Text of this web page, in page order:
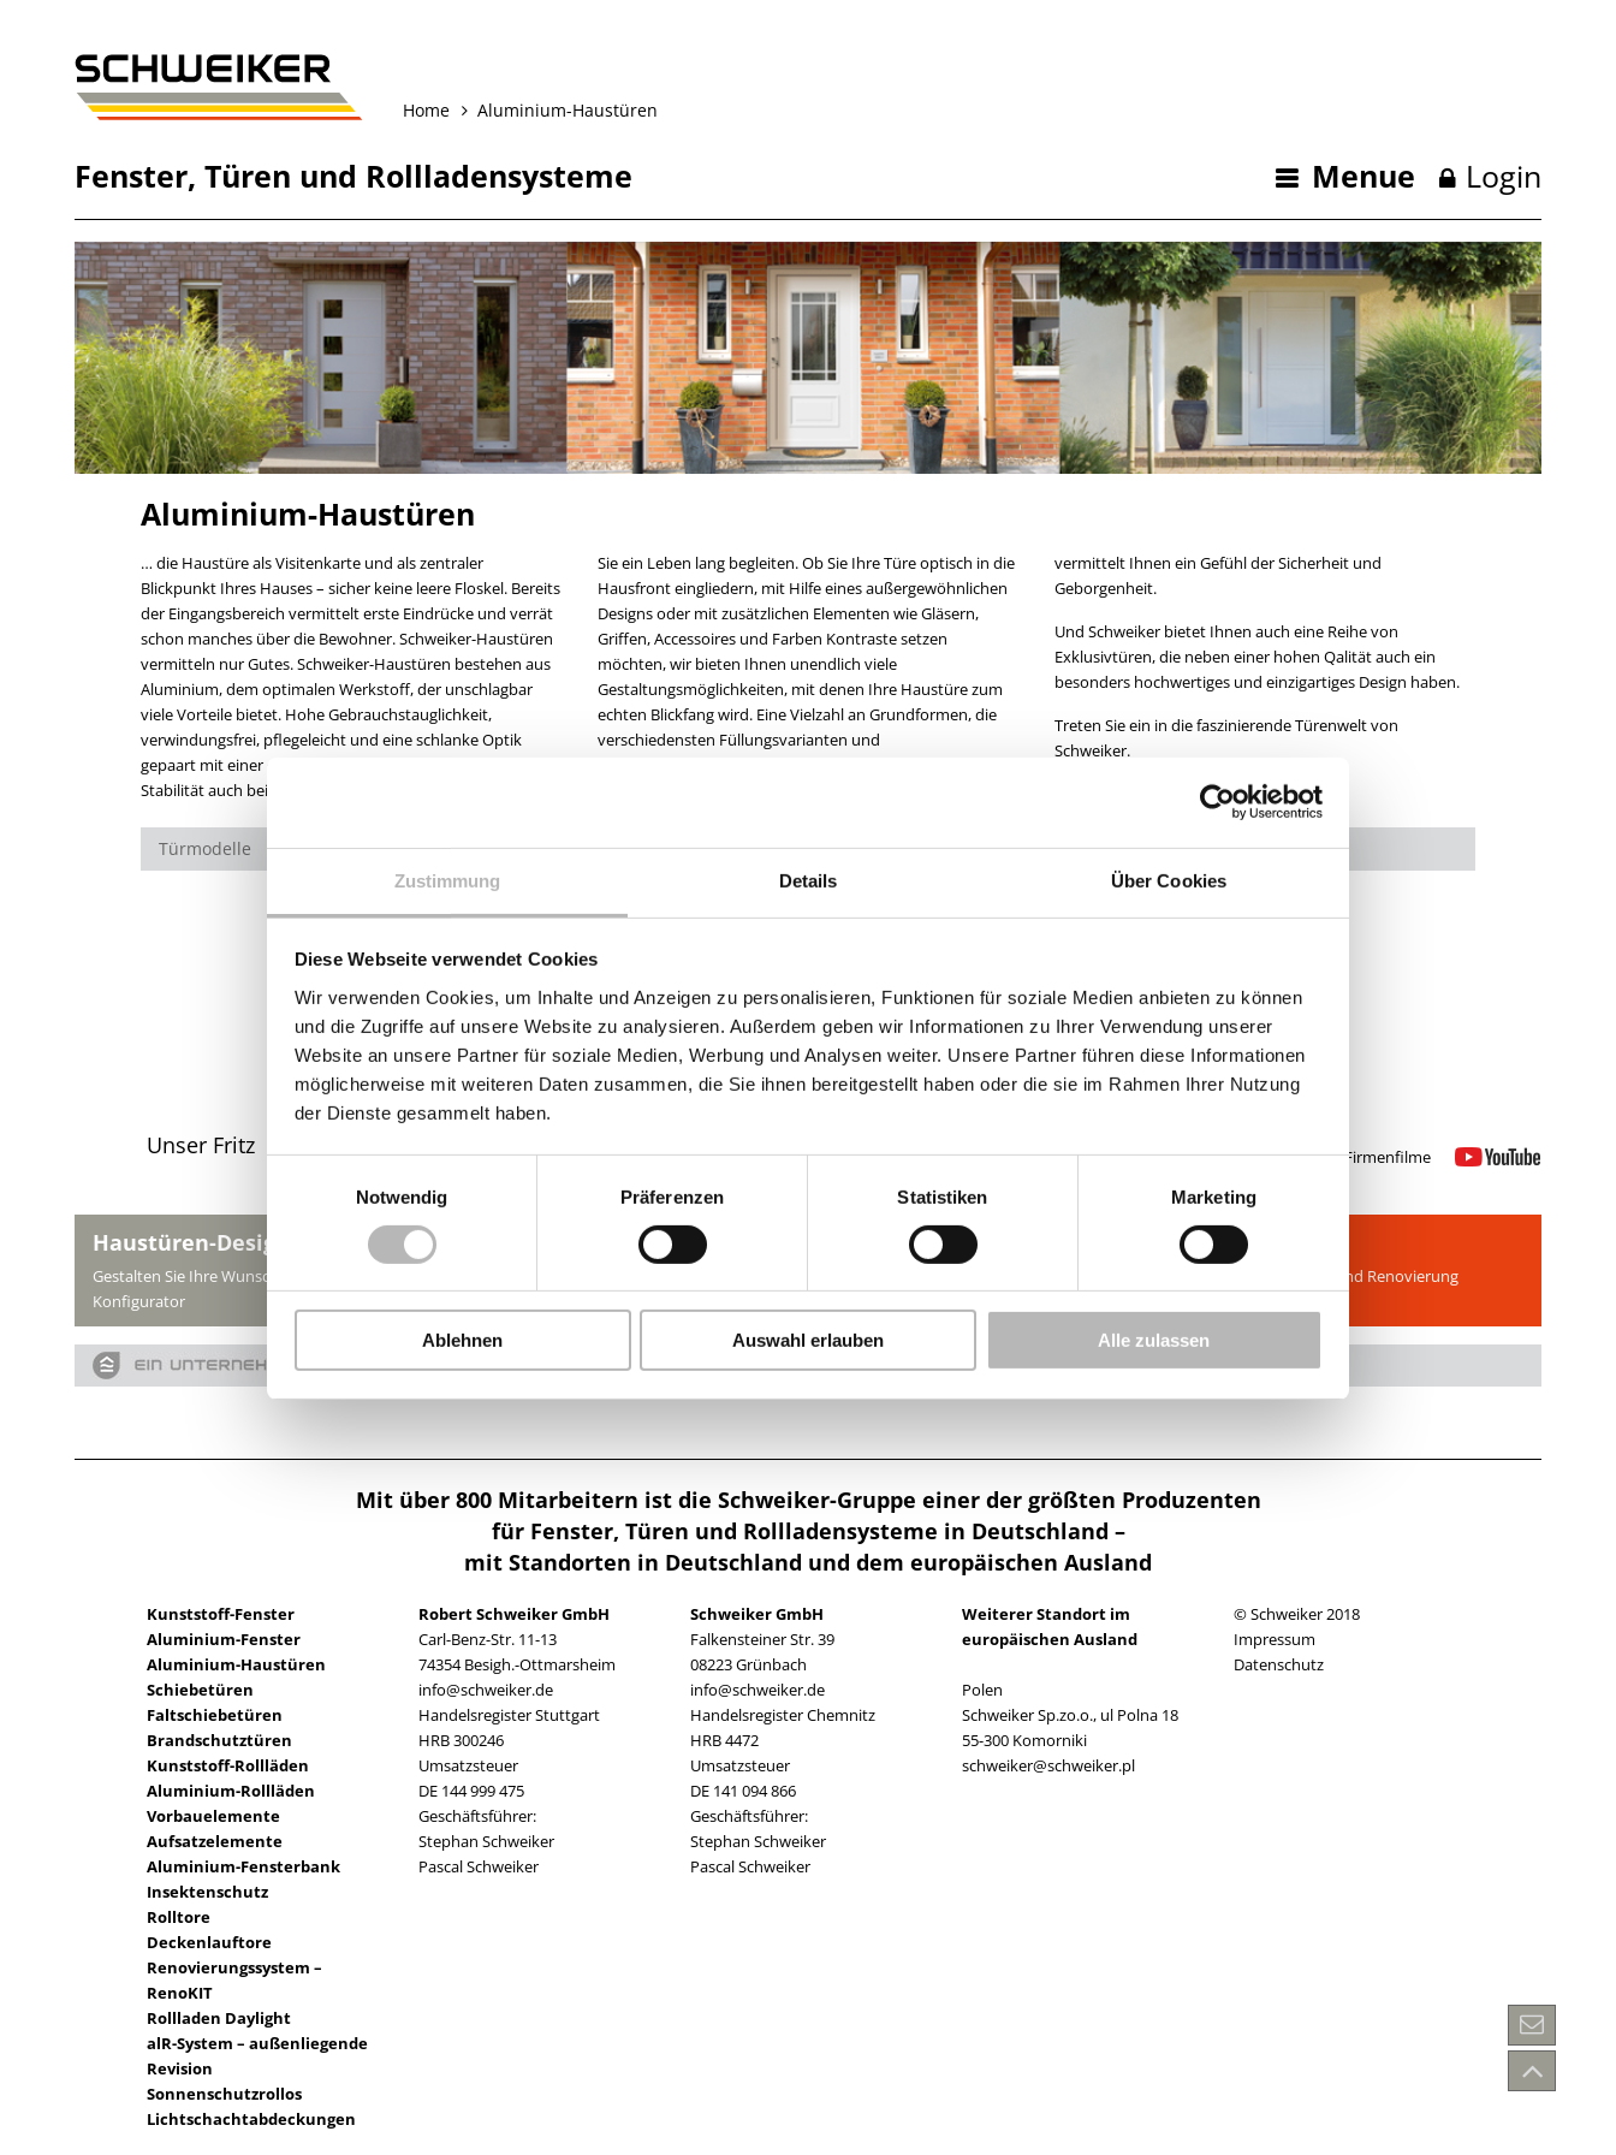
Zustimmung Details Über Cookies
Diese Webseite verwendet Cookies
Wir verwenden Cookies, um Inhalte und Anzeigen zu personalisieren, Funktionen für soziale Medien anbieten zu können
und die Zugriffe auf unsere Website zu analysieren. Außerdem geben wir Informationen zu Ihrer Verwendung unserer
Website an unsere Partner für soziale Medien, Werbung und Analysen weiter. Unsere Partner führen diese Informationen
möglicherweise mit weiteren Daten zusammen, die Sie ihnen bereitgestellt haben oder die sie im Rahmen Ihrer Nutzung
der Dienste gesammelt haben.
Notwendig
Präferenzen Statistiken Marketing
Ablehnen Auswahl erlauben Alle zulassen
Home Aluminium-Haustüren
Fenster, Türen und Rollladensysteme Menue Login
Aluminium-Haustüren
… die Haustüre als Visitenkarte und als zentraler
Blickpunkt Ihres Hauses – sicher keine leere Floskel. Bereits
der Eingangsbereich vermittelt erste Eindrücke und verrät
schon manches über die Bewohner. Schweiker-Haustüren
vermitteln nur Gutes. Schweiker-Haustüren bestehen aus
Aluminium, dem optimalen Werkstoff, der unschlagbar
viele Vorteile bietet. Hohe Gebrauchstauglichkeit,
verwindungsfrei, pflegeleicht und eine schlanke Optik
gepaart mit einer gleichzeitig hohen Standfestigkeit und
Stabilität auch bei großen Flächen, so wird Ihre Haustüre
Sie ein Leben lang begleiten. Ob Sie Ihre Türe optisch in die
Hausfront eingliedern, mit Hilfe eines außergewöhnlichen
Designs oder mit zusätzlichen Elementen wie Gläsern,
Griffen, Accessoires und Farben Kontraste setzen
möchten, wir bieten Ihnen unendlich viele
Gestaltungsmöglichkeiten, mit denen Ihre Haustüre zum
echten Blickfang wird. Eine Vielzahl an Grundformen, die
verschiedensten Füllungsvarianten und
Beschlagausführungen stehen ebenfalls zur Auswahl.
Schon die Standard-Beschlagausstattung Ihrer Haustür
vermittelt Ihnen ein Gefühl der Sicherheit und
Geborgenheit.
Und Schweiker bietet Ihnen auch eine Reihe von
Exklusivtüren, die neben einer hohen Qalität auch ein
besonders hochwertiges und einzigartiges Design haben.
Treten Sie ein in die faszinierende Türenwelt von
Schweiker.
Türmodelle Sicherheit Energieeffizienz Gestaltung Prospekte Haustürkonfigurator
Unser Fritz Schweiker Firmenfilme
Haustüren-Design
Gestalten Sie Ihre Wunsch-Haustüre mit dem Schweiker Türen-
Konfigurator
Der Glaskonfigurator KfW-Förderung
Zuschüsse der KfW-Bank für Neubau und Renovierung
Mit über 800 Mitarbeitern ist die Schweiker-Gruppe einer der größten Produzenten
für Fenster, Türen und Rollladensysteme in Deutschland –
mit Standorten in Deutschland und dem europäischen Ausland
Kunststoff-Fenster
Aluminium-Fenster
Aluminium-Haustüren
Schiebetüren
Faltschiebetüren
Brandschutztüren
Kunststoff-Rollläden
Aluminium-Rollläden
Vorbauelemente
Aufsatzelemente
Aluminium-Fensterbank
Insektenschutz
Rolltore
Deckenlauftore
Renovierungssystem –
RenoKIT
Rollladen Daylight
alR-System – außenliegende
Revision
Sonnenschutzrollos
Lichtschachtabdeckungen
Robert Schweiker GmbH
Carl-Benz-Str. 11-13
74354 Besigh.-Ottmarsheim
info@schweiker.de
Handelsregister Stuttgart
HRB 300246
Umsatzsteuer
DE 144 999 475
Geschäftsführer:
Stephan Schweiker
Pascal Schweiker
Schweiker GmbH
Falkensteiner Str. 39
08223 Grünbach
info@schweiker.de
Handelsregister Chemnitz
HRB 4472
Umsatzsteuer
DE 141 094 866
Geschäftsführer:
Stephan Schweiker
Pascal Schweiker
Weiterer Standort im
europäischen Ausland
Polen
Schweiker Sp.zo.o., ul Polna 18
55-300 Komorniki
schweiker@schweiker.pl
© Schweiker 2018
Impressum
Datenschutz